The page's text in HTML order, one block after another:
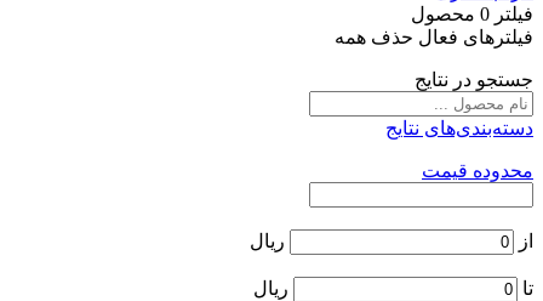
فیلتر 0 محصول
فیلترهای فعال حذف همه
جستجو در نتایج
دسته‌بندی‌های نتایج
محدوده قیمت
از ریال
تا ریال